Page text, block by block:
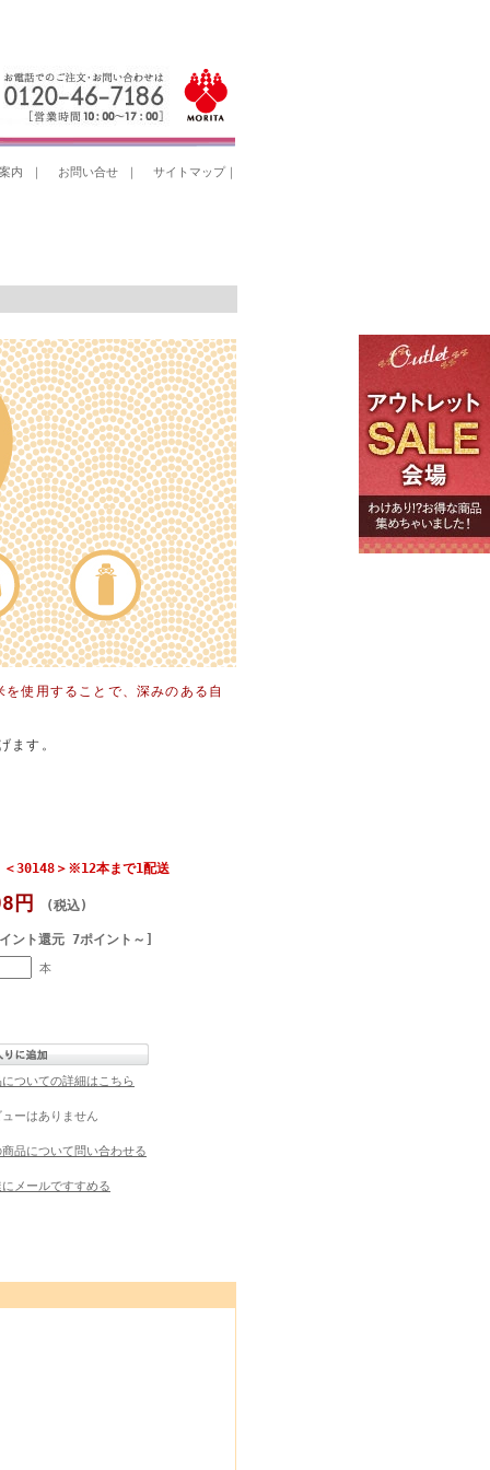
内 ｜ お問い合せ ｜ サイトマップ｜
使用することで、深みのある自
ます。
＜30148＞※12本まで1配送
円 (税込)
ント還元 7ポイント～]
本
ついての詳細はこちら
ューはありません
商品について問い合わせる
メールですすめる